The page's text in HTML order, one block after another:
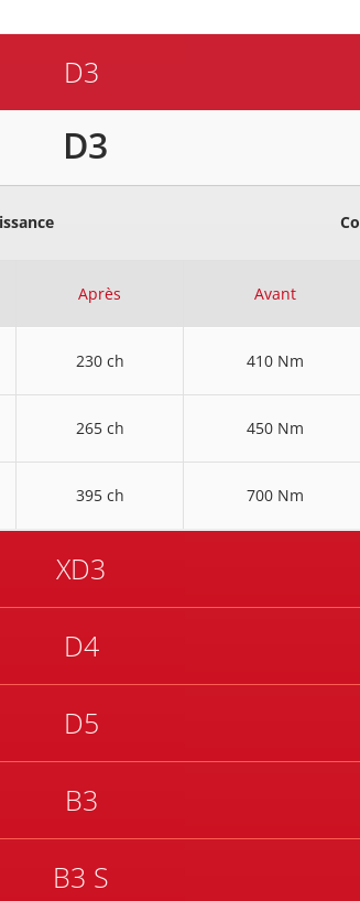
D3
D3
Après Avant
230 ch 410 Nm
265 ch 450 Nm
395 ch 700 Nm
XD3
D4
D5
B3
B3 S